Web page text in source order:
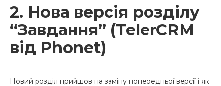
2. Нова версія розділу
“Завдання” (TelerCRM
від Phonet)
Новий розділ прийшов на заміну попередньої версії і як